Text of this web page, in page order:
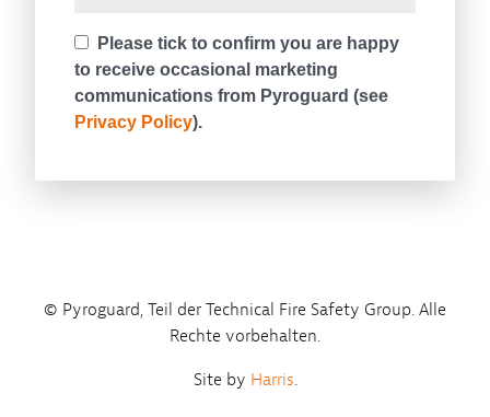
© Pyroguard, Teil der Technical Fire Safety Group. Alle
Rechte vorbehalten.
Site by Harris.